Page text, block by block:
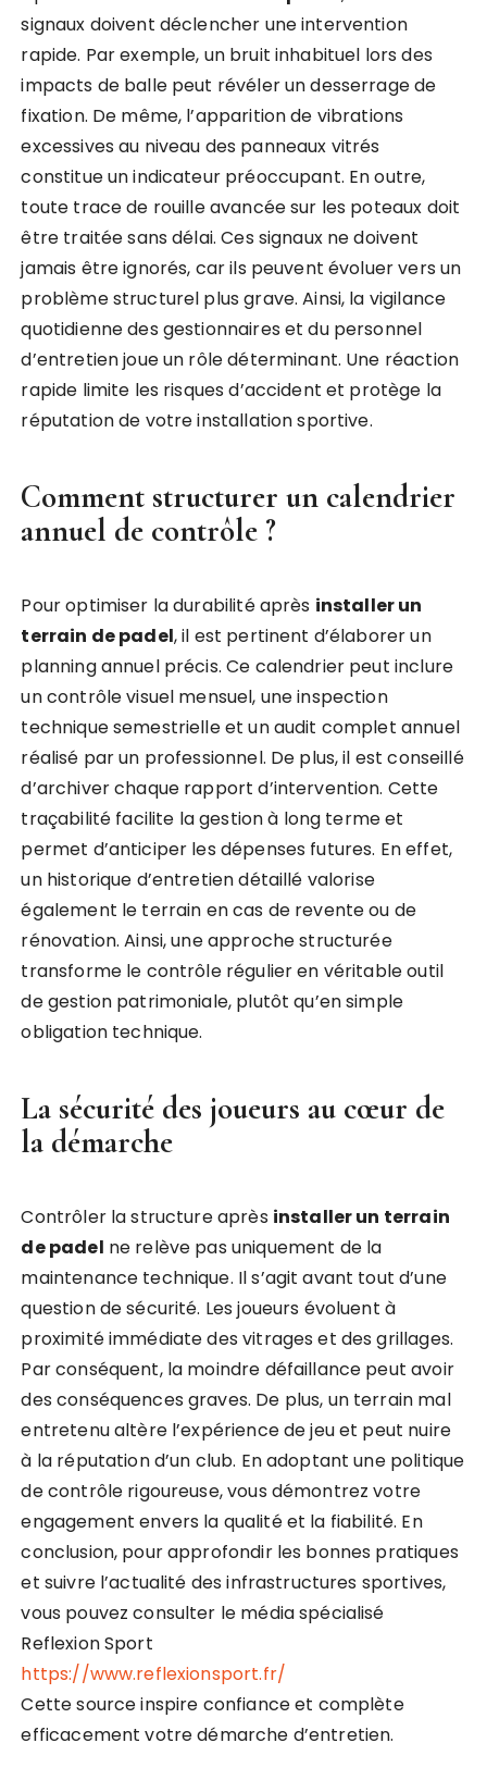
signaux doivent déclencher une intervention
rapide. Par exemple, un bruit inhabituel lors des
impacts de balle peut révéler un desserrage de
fixation. De même, l’apparition de vibrations
excessives au niveau des panneaux vitrés
constitue un indicateur préoccupant. En outre,
toute trace de rouille avancée sur les poteaux doit
être traitée sans délai. Ces signaux ne doivent
jamais être ignorés, car ils peuvent évoluer vers un
problème structurel plus grave. Ainsi, la vigilance
quotidienne des gestionnaires et du personnel
d’entretien joue un rôle déterminant. Une réaction
rapide limite les risques d’accident et protège la
réputation de votre installation sportive.
Comment structurer un calendrier
annuel de contrôle ?
Pour optimiser la durabilité après installer un
terrain de padel, il est pertinent d’élaborer un
planning annuel précis. Ce calendrier peut inclure
un contrôle visuel mensuel, une inspection
technique semestrielle et un audit complet annuel
réalisé par un professionnel. De plus, il est conseillé
d’archiver chaque rapport d’intervention. Cette
traçabilité facilite la gestion à long terme et
permet d’anticiper les dépenses futures. En effet,
un historique d’entretien détaillé valorise
également le terrain en cas de revente ou de
rénovation. Ainsi, une approche structurée
transforme le contrôle régulier en véritable outil
de gestion patrimoniale, plutôt qu’en simple
obligation technique.
La sécurité des joueurs au cœur de
la démarche
Contrôler la structure après installer un terrain
de padel ne relève pas uniquement de la
maintenance technique. Il s’agit avant tout d’une
question de sécurité. Les joueurs évoluent à
proximité immédiate des vitrages et des grillages.
Par conséquent, la moindre défaillance peut avoir
des conséquences graves. De plus, un terrain mal
entretenu altère l’expérience de jeu et peut nuire
à la réputation d’un club. En adoptant une politique
de contrôle rigoureuse, vous démontrez votre
engagement envers la qualité et la fiabilité. En
conclusion, pour approfondir les bonnes pratiques
et suivre l’actualité des infrastructures sportives,
vous pouvez consulter le média spécialisé
Reflexion Sport
https://www.reflexionsport.fr/
Cette source inspire confiance et complète
efficacement votre démarche d’entretien.